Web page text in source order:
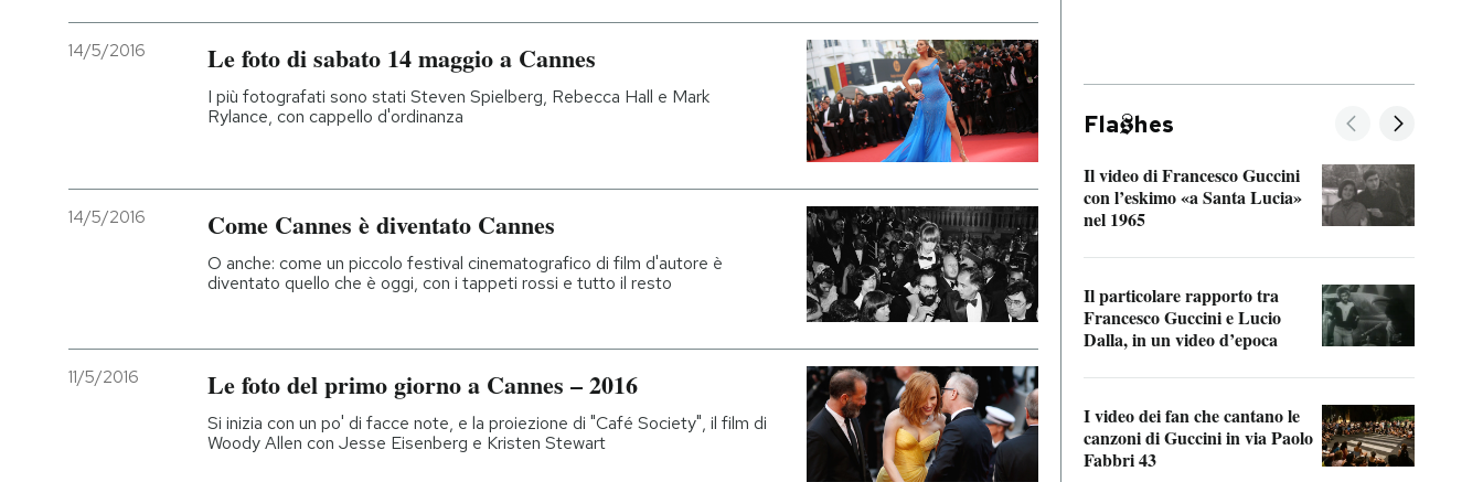
AREA PERSONALE
14/5/2016 Le foto di sabato 14 maggio a Cannes
I più fotografati sono stati Steven Spielberg, Rebecca Hall e Mark
Rylance, con cappello d'ordinanza
14/5/2016 Come Cannes è diventato Cannes
O anche: come un piccolo festival cinematografico di film d'autore è
diventato quello che è oggi, con i tappeti rossi e tutto il resto
11/5/2016 Le foto del primo giorno a Cannes – 2016
Si inizia con un po' di facce note, e la proiezione di "Café Society", il film di
Woody Allen con Jesse Eisenberg e Kristen Stewart
Fla hes
Il video di Francesco Guccini
con l’eskimo «a Santa Lucia»
nel 1965
Il particolare rapporto tra
Francesco Guccini e Lucio
Dalla, in un video d’epoca
I video dei fan che cantano le
canzoni di Guccini in via Paolo
Fabbri 43